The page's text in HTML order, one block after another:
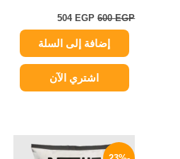
600EGP
504 EGP
إضافة إلى السلة
اشتري الآن
الأصلي
الحالي